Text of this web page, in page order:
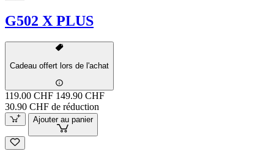
G502 X PLUS
Cadeau offert lors de l'achat
119.00 CHF 149.90 CHF
30.90 CHF de réduction
Ajouter au panier